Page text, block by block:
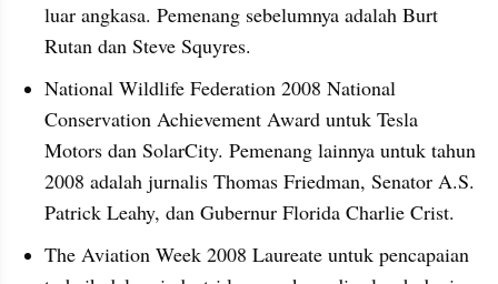
luar angkasa. Pemenang sebelumnya adalah Burt
Rutan dan Steve Squyres.
National Wildlife Federation 2008 National
Conservation Achievement Award untuk Tesla
Motors dan SolarCity. Pemenang lainnya untuk tahun
2008 adalah jurnalis Thomas Friedman, Senator A.S.
Patrick Leahy, dan Gubernur Florida Charlie Crist.
The Aviation Week 2008 Laureate untuk pencapaian